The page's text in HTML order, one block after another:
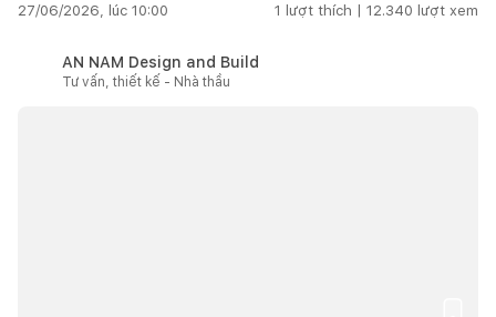
27/06/2026, lúc 10:00 1 lượt thích | 12.340 lượt xem
AN NAM Design and Build
Tư vấn, thiết kế - Nhà thầu